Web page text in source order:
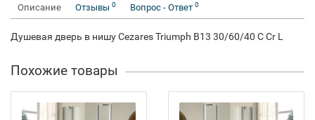
Описание Отзывы 0 Вопрос - Ответ 0
Душевая дверь в нишу Cezares Triumph B13 30/60/40 C Cr L
Похожие товары